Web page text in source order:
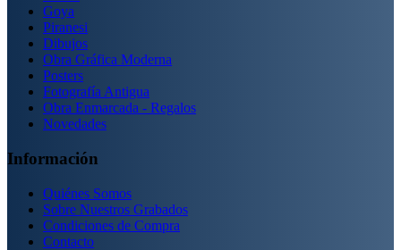
Goya
Piranesi
Dibujos
Obra Gráfica Moderna
Posters
Fotografía Antigua
Obra Enmarcada - Regalos
Novedades
Información
Quiénes Somos
Sobre Nuestros Grabados
Condiciones de Compra
Contacto